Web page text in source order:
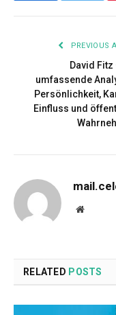
PREVIOUS
David Fitz
umfassende
Persönlichkeit,
Einfluss und
Website
RELATED POSTS